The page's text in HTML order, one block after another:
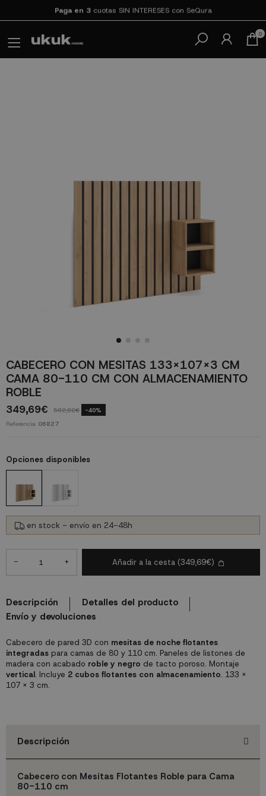
Paga en 3cuotas SIN INTERESES con SeQura
0
CABECERO CON MESITAS 133X107X3 CM
CAMA 80-110 CM CON ALMACENAMIENTO
ROBLE
349,69€ 582,82€ -40%
Referencia 06827
Cabecero de pared 3D con mesitas de noche flotantes
integradaspara camas de 80 y 110 cm. Paneles de listones de
madera con acabado roble y negro de tacto poroso. Montaje
vertical. Incluye 2 cubos flotantes con almacenamiento. 133 x
107 x 3 cm.
Opciones disponibles
en stock - envío en 24-48h
- + Añadir a la cesta (349,69€)
Descripción
Detalles del producto
Envío y devoluciones
Descripción
Cabecero con Mesitas Flotantes Roble para Cama
80-110 cm